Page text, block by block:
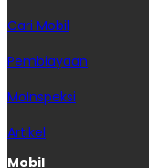
Cari Mobil
Pembiayaan
MoInspeksi
Artikel
Mobil